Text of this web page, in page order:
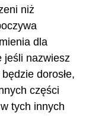
niż
dla
jeśli nazwiesz
dorosłe,
części
tych innych